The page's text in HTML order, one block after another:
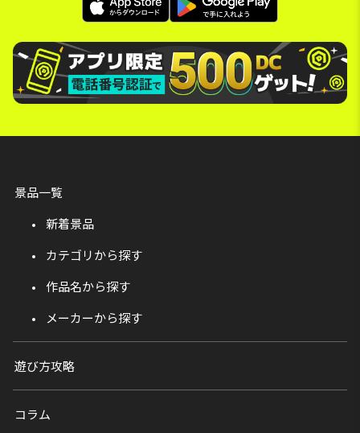
景品一覧
新着景品
カテゴリから探す
作品名から探す
メーカーから探す
遊び方攻略
コラム